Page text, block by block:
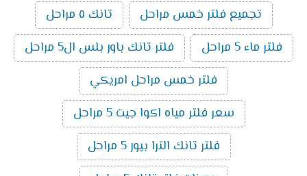
تجميع فلتر خمس مراحل
تانك ٥ مراحل
فلتر ماء 5 مراحل
فلتر تانك باور بلس ال5 مراحل
فلتر خمس مراحل امريكي
سعر فلتر مياه اكوا جيت 5 مراحل
فلتر تانك الترا بيور 5 مراحل